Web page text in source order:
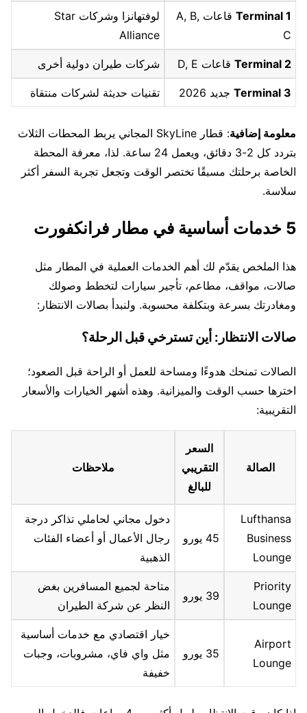
Terminal 1
قاعات A, B,
C
لوفتهانزا وشركات Star
Alliance
Terminal 2 قاعات D, E شركات طيران دولية أخرى
Terminal 3 جديد 2026 تقنيات حديثة لشركات منتقاة
معلومة إضافية
: قطار SkyLine المجاني يربط المحطات الثلاث
بتردد كل 2-3 دقائق، ويعمل 24 ساعة. لذا، معرفة المحطة
الخاصة برحلتك مسبقًا تختصر الوقت وتجعل تجربة السفر أكثر
سلاسة.
5 خدمات أساسية في مطار فرانكفورت
هذا الملخص يقدّم لك أهم الخدمات العملية في المطار مثل
صالات، مواقف، مطاعم، تأجير سيارات لتخطط وصولك
ومغادرتك بسرعة وبتكلفة محسوبة. ولنبدأ بصالات الانتظار:
صالات الانتظار: أين تسترخي قبل الرحلة؟
الصالات تمنحك هدوءًا ومساحة للعمل أو الراحة قبل الصعود؛
اخترها حسب الوقت والميزانية. وهذه أشهر الخيارات والأسعار
التقريبية:
الصالة
السعر
التقريبي
للبالغ
ملاحظات
Lufthansa
Business
Lounge
45 يورو
دخول مجاني لحاملي تذاكر درجة
رجال الأعمال أو أعضاء الفئات
الذهبية
Priority
Lounge
39 يورو
متاحة لجميع المسافرين بغض
النظر عن شركة الطيران
Airport
Lounge
35 يورو
خيار اقتصادي مع خدمات أساسية
مثل واي فاي، مشروبات، وجبات
خفيفة